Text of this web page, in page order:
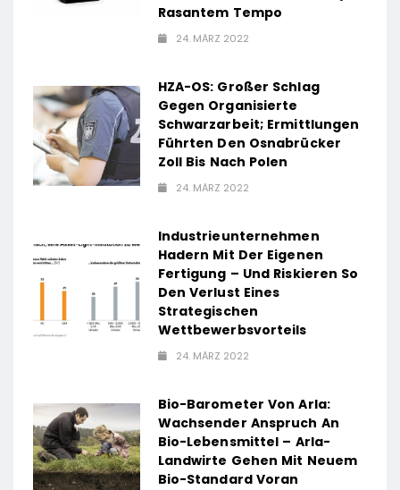
Rasantem Tempo
24. MÄRZ 2022
HZA-OS: Großer Schlag
Gegen Organisierte
Schwarzarbeit; Ermittlungen
Führten Den Osnabrücker
Zoll Bis Nach Polen
24. MÄRZ 2022
Industrieunternehmen
Hadern Mit Der Eigenen
Fertigung – Und Riskieren So
Den Verlust Eines
Strategischen
Wettbewerbsvorteils
24. MÄRZ 2022
Bio-Barometer Von Arla:
Wachsender Anspruch An
Bio-Lebensmittel – Arla-
Landwirte Gehen Mit Neuem
Bio-Standard Voran